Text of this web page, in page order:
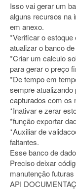
Isso vai gerar um
alguns recursos na
em anexo.
*Verificar o
atualizar o banco
*Criar um calculo
para gerar o preço
*De tempo em
sempre
capturados com os
*Inativar e zerar
*função exportar
*Auxiliar de
faltantes.
Esse banco de
Preciso deixar
manutenção
API